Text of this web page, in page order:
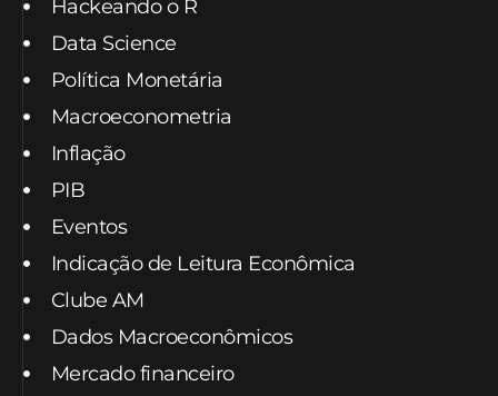
Hackeando o R
Data Science
Política Monetária
Macroeconometria
Inflação
PIB
Eventos
Indicação de Leitura Econômica
Clube AM
Dados Macroeconômicos
Mercado financeiro